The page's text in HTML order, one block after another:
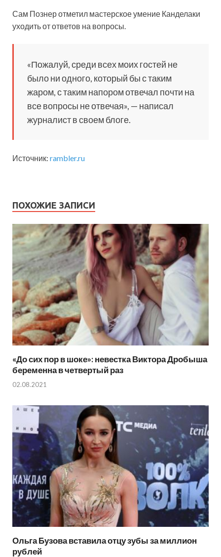
Сам Познер отметил мастерское умение Канделаки
уходить от ответов на вопросы.
«Пожалуй, среди всех моих гостей не
было ни одного, который бы с таким
жаром, с таким напором отвечал почти на
все вопросы не отвечая», — написал
журналист в своем блоге.
Источник: rambler.ru
ПОХОЖИЕ ЗАПИСИ
«До сих пор в шоке»: невестка Виктора Дробыша
беременна в четвертый раз
02.08.2021
Ольга Бузова вставила отцу зубы за миллион
рублей